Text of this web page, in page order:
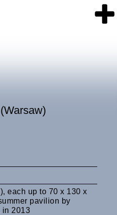
each up to 70 x 130 x
pavilion by
in 2013